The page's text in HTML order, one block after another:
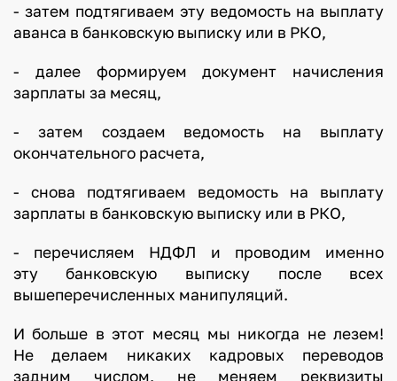
- затем подтягиваем эту ведомость на выплату
аванса в банковскую выписку или в РКО,
- далее формируем документ начисления
зарплаты за месяц,
- затем создаем ведомость на выплату
окончательного расчета,
- снова подтягиваем ведомость на выплату
зарплаты в банковскую выписку или в РКО,
- перечисляем НДФЛ и проводим именно
эту банковскую выписку после всех
вышеперечисленных манипуляций.
И больше в этот месяц мы никогда не лезем!
Не делаем никаких кадровых переводов
задним числом, не меняем реквизиты